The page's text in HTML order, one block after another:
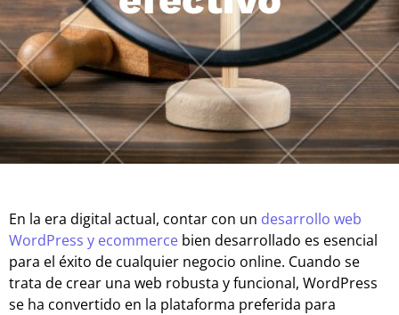
En la era digital actual, contar con un desarrollo web
WordPress y ecommerce bien desarrollado es esencial
para el éxito de cualquier negocio online. Cuando se
trata de crear una web robusta y funcional, WordPress
se ha convertido en la plataforma preferida para